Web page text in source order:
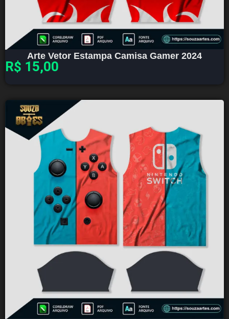
Arte Vetor Estampa Camisa Gamer 2024
R$ 15,00